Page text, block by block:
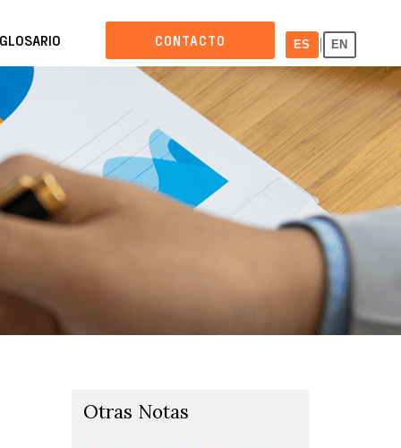
GLOSARIO CONTACTO ES EN
Otras Notas